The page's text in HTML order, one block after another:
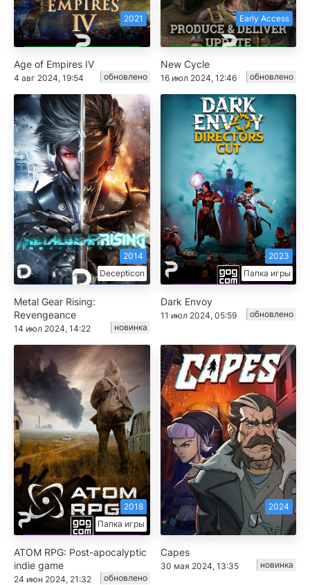
2021
Age of Empires IV
4 авг 2024, 19:54 обновлено
Early Access
New Cycle
16 июл 2024, 12:46 обновлено
Decepticon
2014
Metal Gear Rising:
Revengeance
14 июл 2024, 14:22 новинка
Папка игры
2023
Dark Envoy
11 июл 2024, 05:59 обновлено
Папка игры
2018
ATOM RPG: Post-apocalyptic
indie game
24 июн 2024, 21:32 обновлено
2024
Capes
30 мая 2024, 13:35 новинка